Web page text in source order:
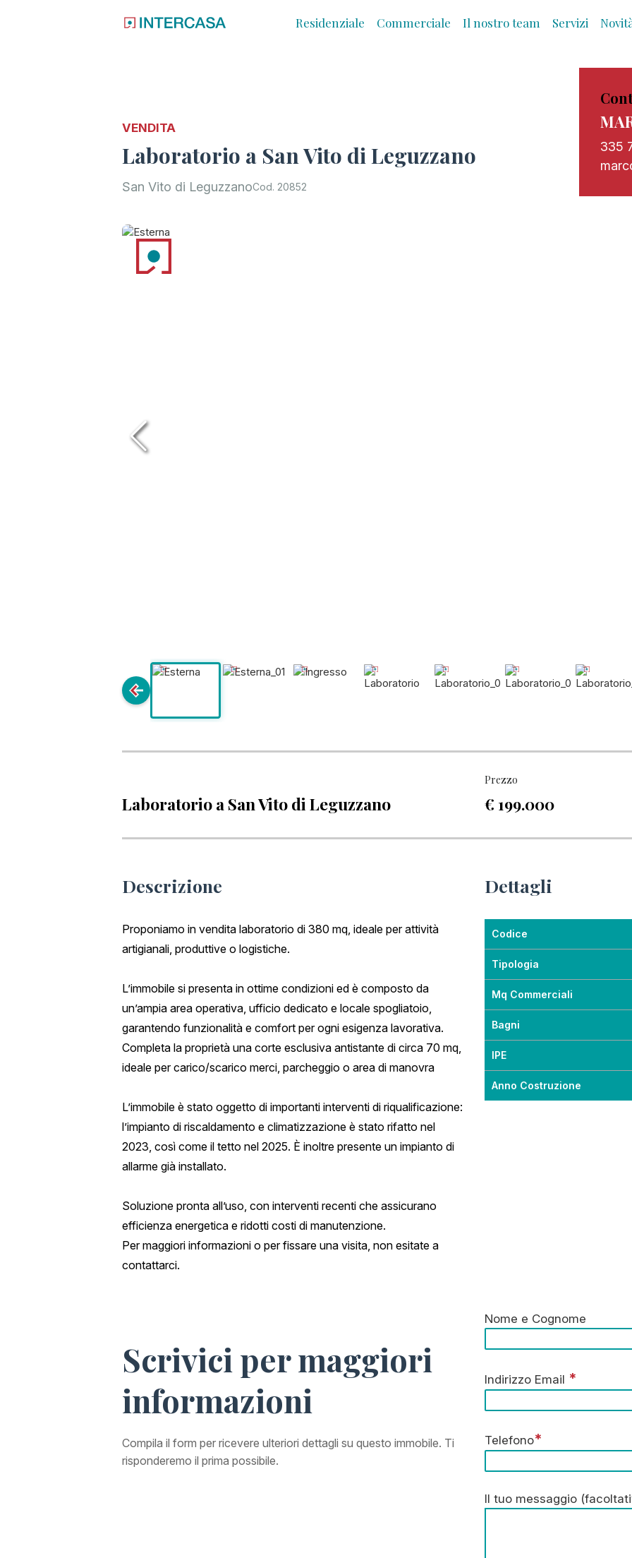
Residenziale Commerciale Il nostro team Servizi
VENDITA
Laboratorio a San Vito di Leguzzano
San Vito di LeguzzanoCod. 20852
335
Laboratorio a San Vito di Leguzzano
Prezzo
€ 199.000
Descrizione
Proponiamo in vendita laboratorio di 380 mq, ideale per attività
artigianali, produttive o logistiche.
L’immobile si presenta in ottime condizioni ed è composto da
un’ampia area operativa, ufficio dedicato e locale spogliatoio,
garantendo funzionalità e comfort per ogni esigenza lavorativa.
Completa la proprietà una corte esclusiva antistante di circa 70 mq,
ideale per carico/scarico merci, parcheggio o area di manovra
L’immobile è stato oggetto di importanti interventi di riqualificazione:
l’impianto di riscaldamento e climatizzazione è stato rifatto nel
2023, così come il tetto nel 2025. È inoltre presente un impianto di
allarme già installato.
Soluzione pronta all’uso, con interventi recenti che assicurano
efficienza energetica e ridotti costi di manutenzione.
Per maggiori informazioni o per fissare una visita, non esitate a
contattarci.
Dettagli
Codice
Tipologia
Mq Commerciali
Bagni
IPE
Anno Costruzione
Scrivici per maggiori
informazioni
Compila il form per ricevere ulteriori dettagli su questo immobile. Ti
risponderemo il prima possibile.
Nome e Cognome
Indirizzo Email *
Telefono*
Il tuo messaggio